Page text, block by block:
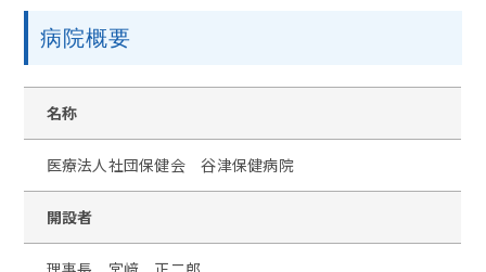
病院概要
名称
医療法人社団保健会 谷津保健病院
開設者